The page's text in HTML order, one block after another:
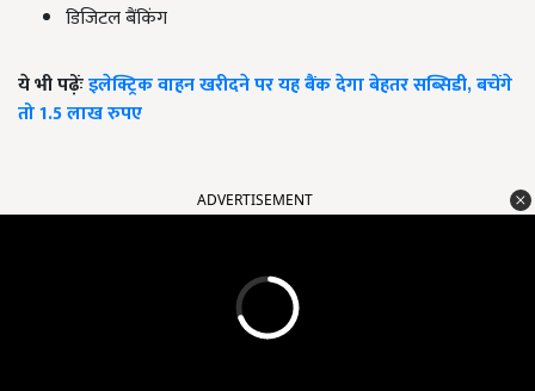
डिजिटल बैंकिंग
ये भी पढ़ेंःइलेक्ट्रिक वाहन खरीदने पर यह बैंक देगा बेहतर सब्सिडी, बचेंगे
तो 1.5 लाख रुपए
ADVERTISEMENT